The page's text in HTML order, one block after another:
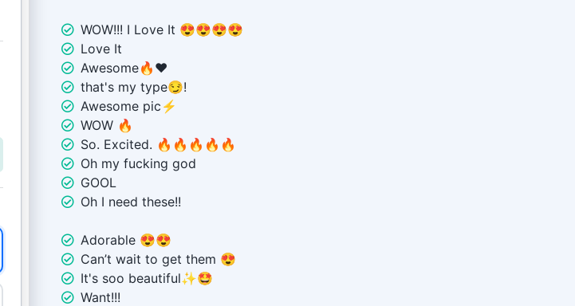
WOW!!! I Love It 😍😍😍😍
Love It
Awesome🔥❤️
that's my type😏!
Awesome pic⚡️
WOW 🔥
So. Excited. 🔥🔥🔥🔥🔥
Oh my fucking god
GOOL
Oh I need these!!
Adorable 😍😍
Can’t wait to get them 😍
It's soo beautiful✨🤩
Want!!!